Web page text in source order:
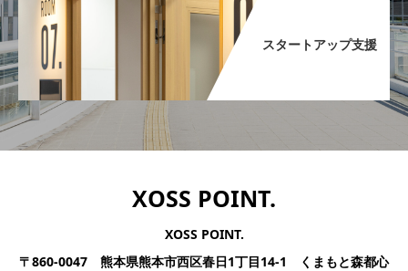
スタートアップ支援​
XOSS POINT.
XOSS POINT.
〒860-0047 熊本県熊本市西区春日1丁目14-1 くまもと森都心